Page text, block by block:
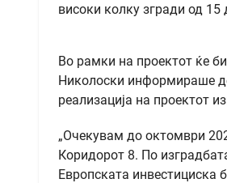
високи колку згради од 15
Во рамки на проектот ќе
Николоски информираше
реализација на проектот
„Очекувам до октомври
Коридорот 8. По
Европската инвестициска